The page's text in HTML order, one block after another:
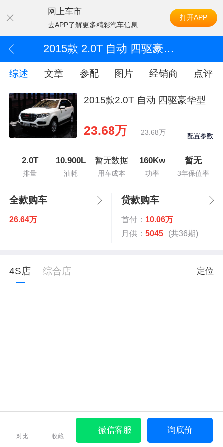
网上车市
去APP了解更多精彩汽车信息
打开APP
2015款 2.0T 自动 四驱豪华型
综述 文章 参配 图片 经销商 点评
2015款2.0T 自动 四驱豪华型
23.68万 23.68万 配置参数
2.0T
排量
10.900L
油耗
暂无数据
用车成本
160Kw
功率
暂无
3年保值率
全款购车
26.64万
贷款购车
首付： 10.06万
月供： 5045 (共36期)
4S店 综合店 定位
对比 收藏
微信客服 询底价